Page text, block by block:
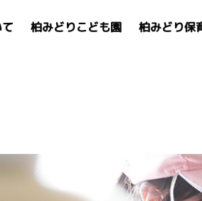
柏みどりこども園 柏みどり保